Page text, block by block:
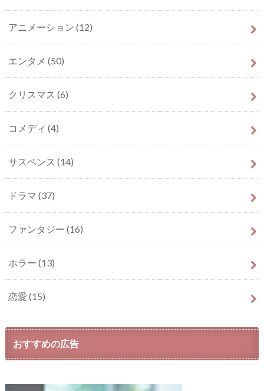
アニメーション (12)
エンタメ (50)
クリスマス (6)
コメディ (4)
サスペンス (14)
ドラマ (37)
ファンタジー (16)
ホラー (13)
恋愛 (15)
おすすめの広告